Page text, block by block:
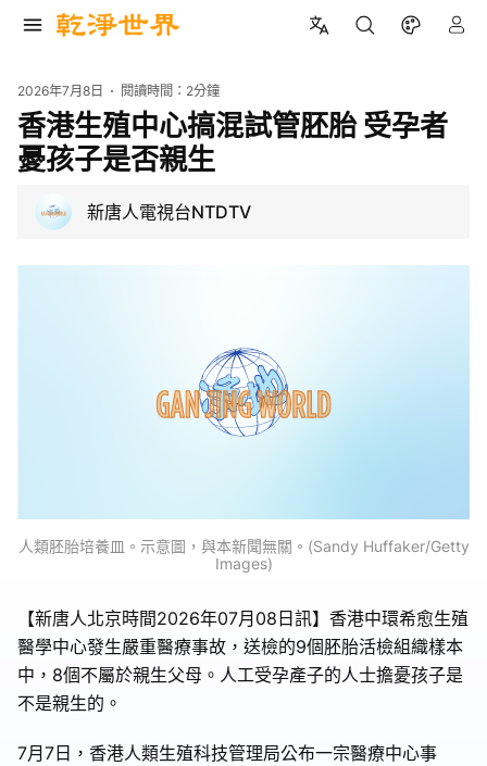
2026年7月8日 閱讀時間： 2分鐘
香港生殖中心搞混試管胚胎 受孕者
憂孩子是否親生
新唐人電視台NTDTV
人類胚胎培養皿。示意圖，與本新聞無關。(Sandy Huffaker/Getty
Images)
【新唐人北京時間2026年07月08日訊】香港中環希愈生殖
醫學中心發生嚴重醫療事故，送檢的9個胚胎活檢組織樣本
中，8個不屬於親生父母。人工受孕產子的人士擔憂孩子是
不是親生的。
7月7日，香港人類生殖科技管理局公布一宗醫療中心事